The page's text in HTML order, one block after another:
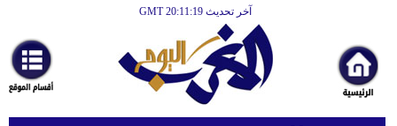
آخر تحديث GMT 20:11:19
أخبارعاجلة
رياضة